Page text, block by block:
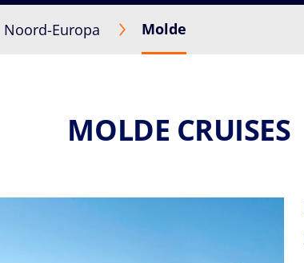
Noord-Europa Molde
MOLDE CRUISES